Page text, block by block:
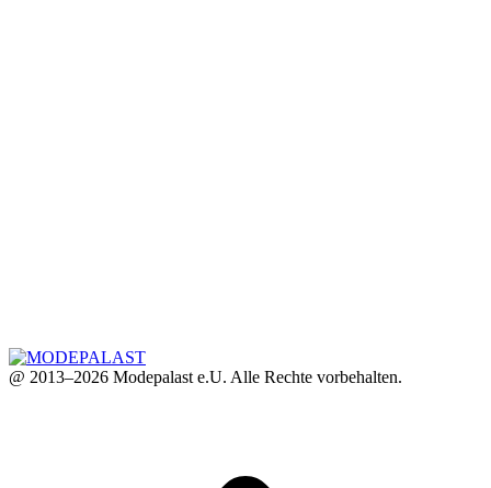
@ 2013–2026 Modepalast e.U. Alle Rechte vorbehalten.